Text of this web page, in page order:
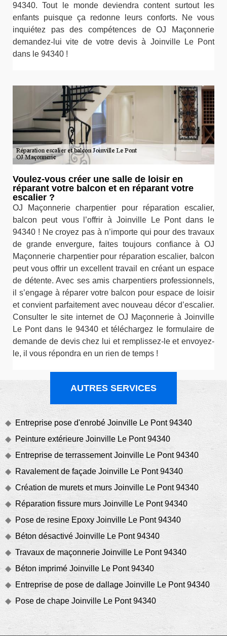
94340. Tout le monde deviendra content surtout les
enfants puisque ça redonne leurs conforts. Ne vous
inquiétez pas des compétences de OJ Maçonnerie
demandez-lui vite de votre devis à Joinville Le Pont
dans le 94340 !
Voulez-vous créer une salle de loisir en
réparant votre balcon et en réparant votre
escalier ?
OJ Maçonnerie charpentier pour réparation escalier,
balcon peut vous l’offrir à Joinville Le Pont dans le
94340 ! Ne croyez pas à n’importe qui pour des travaux
de grande envergure, faites toujours confiance à OJ
Maçonnerie charpentier pour réparation escalier, balcon
peut vous offrir un excellent travail en créant un espace
de détente. Avec ses amis charpentiers professionnels,
il s’engage à réparer votre balcon pour espace de loisir
et convient parfaitement avec nouveau décor d’escalier.
Consulter le site internet de OJ Maçonnerie à Joinville
Le Pont dans le 94340 et téléchargez le formulaire de
demande de devis chez lui et remplissez-le et envoyez-
le, il vous répondra en un rien de temps !
AUTRES SERVICES
Entreprise pose d'enrobé Joinville Le Pont 94340
Peinture extérieure Joinville Le Pont 94340
Entreprise de terrassement Joinville Le Pont 94340
Ravalement de façade Joinville Le Pont 94340
Création de murets et murs Joinville Le Pont 94340
Réparation fissure murs Joinville Le Pont 94340
Pose de resine Epoxy Joinville Le Pont 94340
Béton désactivé Joinville Le Pont 94340
Travaux de maçonnerie Joinville Le Pont 94340
Béton imprimé Joinville Le Pont 94340
Entreprise de pose de dallage Joinville Le Pont 94340
Pose de chape Joinville Le Pont 94340